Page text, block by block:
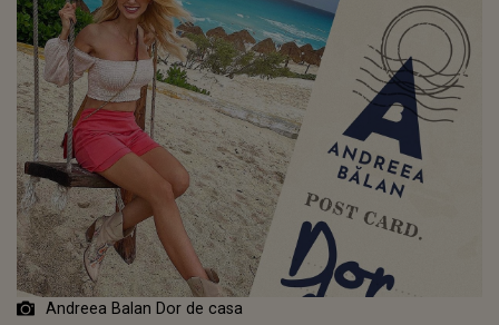
Andreea Balan Dor de casa